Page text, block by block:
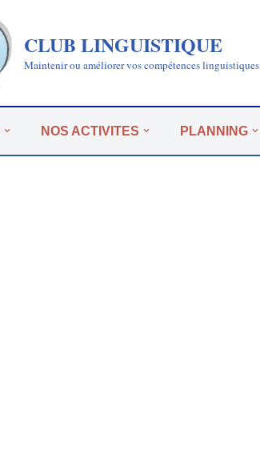
CLUB LINGUISTIQUE
Maintenir ou améliorer vos compétences linguistiques
NOS ACTIVITES PLANNING